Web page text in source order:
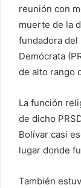
reunión con
muerte de la
fundadora del
Demócrata
de alto rango
La función
de dicho
Bolívar casi
lugar donde
También